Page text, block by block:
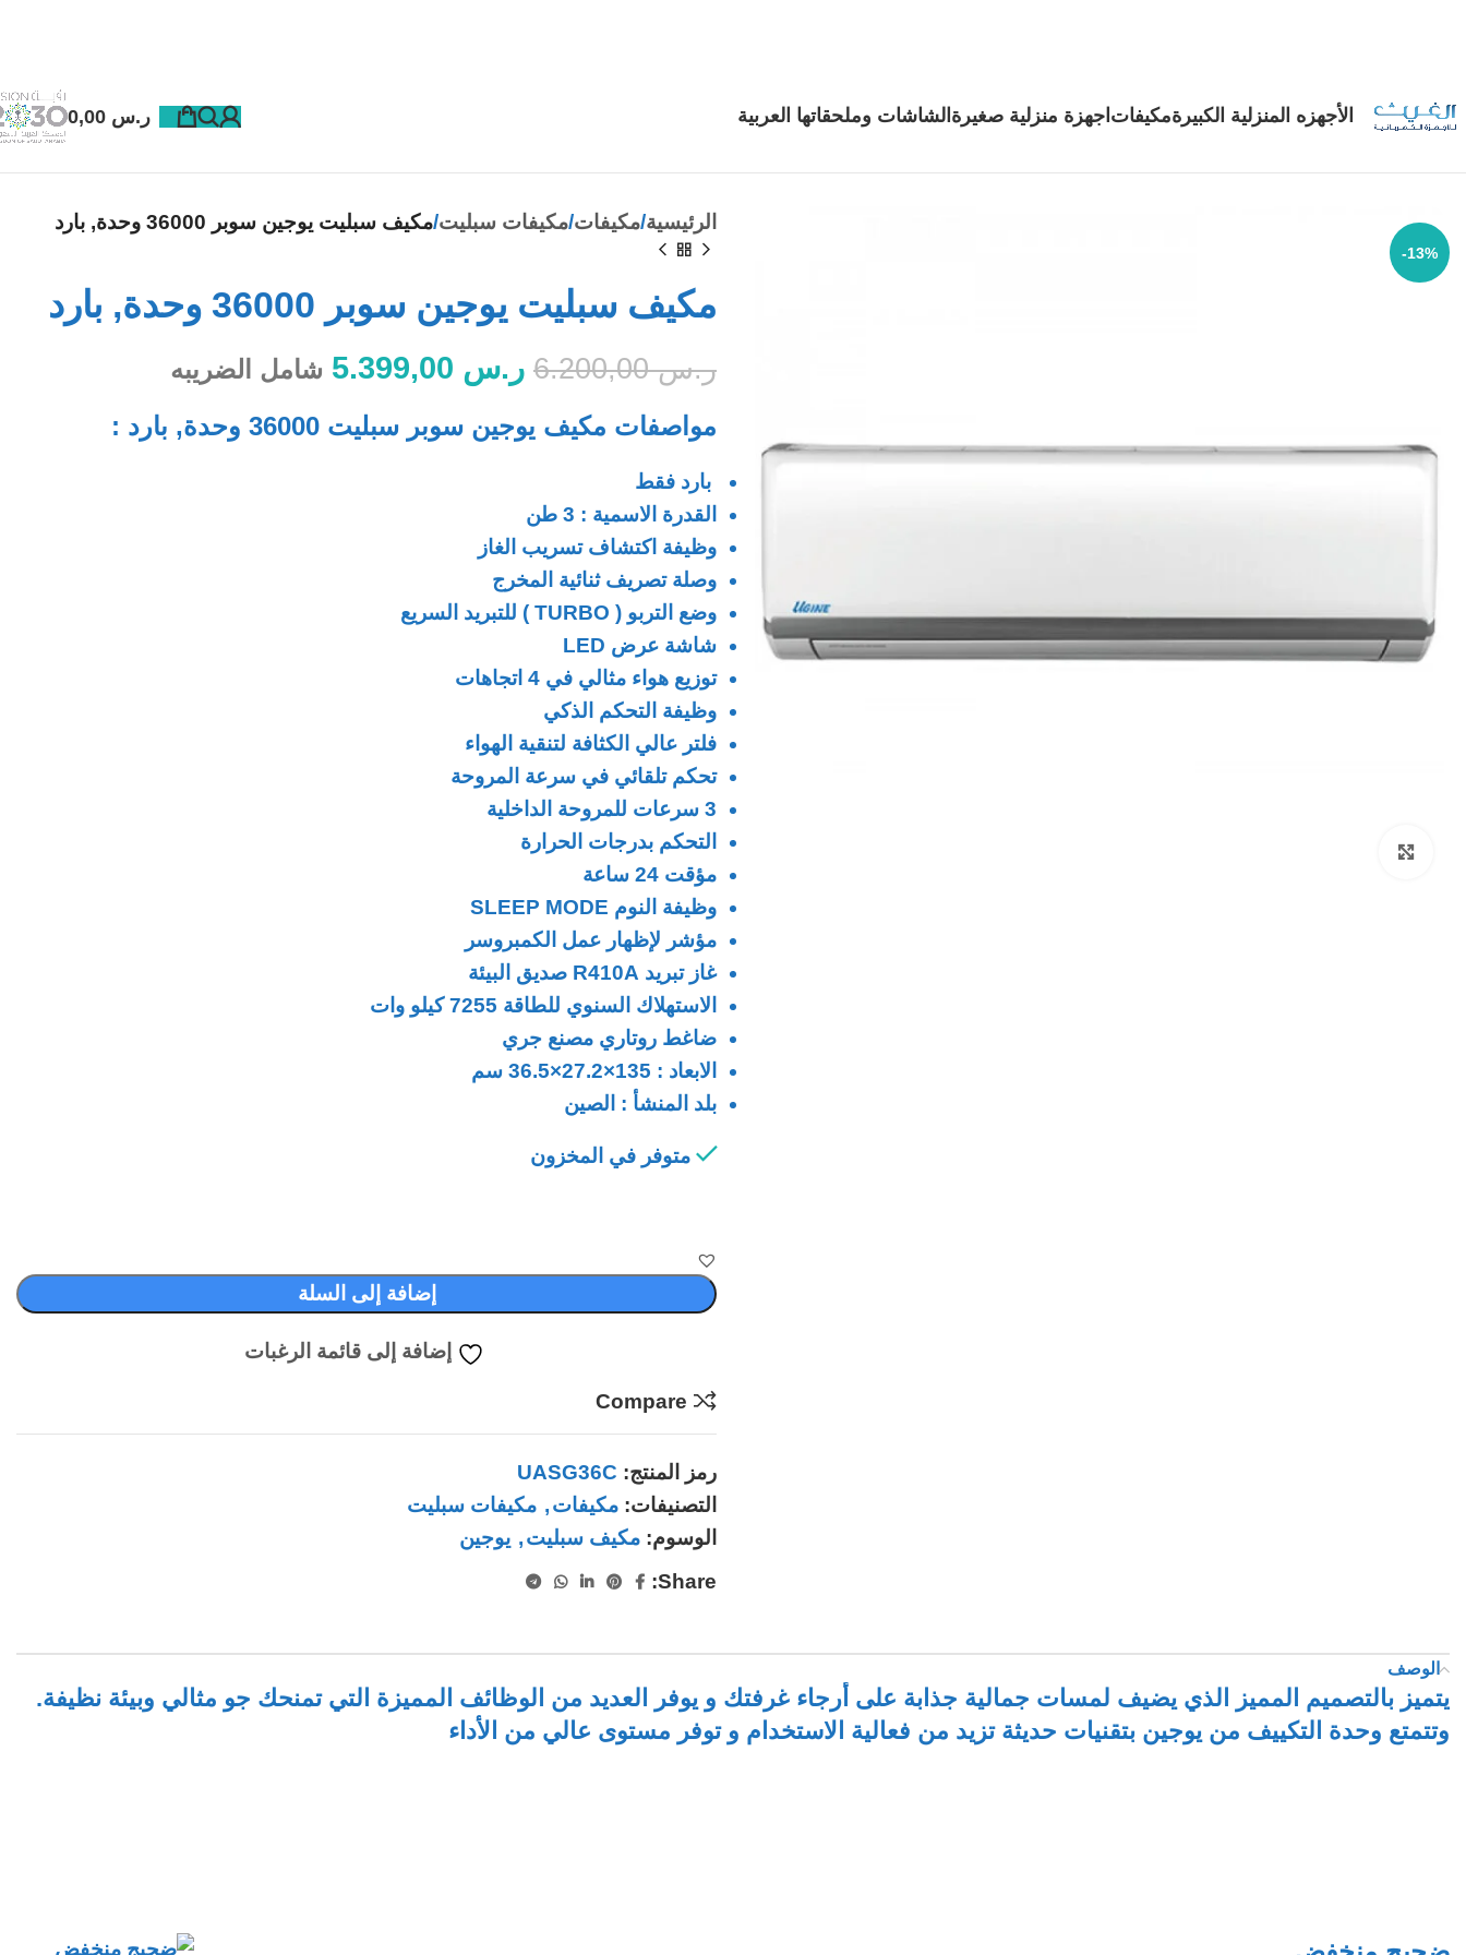
الأجهزه المنزلية الكبيرةمكيفات اجهزة منزلية صغيرة الشاشات وملحقاتها العربية ر.س
-13%
الرئيسية مكيفات مكيفات سبليت مكيف سبليت يوجين سوبر 36000 وحدة, بارد
مكيف سبليت يوجين سوبر 36000 وحدة, بارد
ر.س6.200,00 ر.س شامل الضريبه
مواصفات مكيف يوجين سوبر سبليت 36000 وحدة, بارد :
بارد فقط
القدرة الاسمية : 3 طن
وظيفة اكتشاف تسريب الغاز
وصلة تصريف ثنائية المخرج
وضع التربو ( TURBO ) للتبريد السريع
شاشة عرض LED
توزيع هواء مثالي في 4 اتجاهات
وظيفة التحكم الذكي
فلتر عالي الكثافة لتنقية الهواء
تحكم تلقائي في سرعة المروحة
3 سرعات للمروحة الداخلية
التحكم بدرجات الحرارة
مؤقت 24 ساعة
وظيفة النوم SLEEP MODE
مؤشر لإظهار عمل الكمبروسر
غاز تبريد R410A صديق البيئة
الاستهلاك السنوي للطاقة 7255 كيلو وات
ضاغط روتاري مصنع جري
الابعاد : 135×27.2×36.5 سم
بلد المنشأ : الصين
متوفر في المخزون
إضافة إلى السلة
إضافة إلى قائمة الرغبات
Compare
رمز المنتج: UASG36C
التصنيفات: مكيفات, مكيفات سبليت
الوسوم: مكيف سبليت, يوجين
Share:
الوصف
يتميز بالتصميم المميز الذي يضيف لمسات جمالية جذابة على أرجاء غرفتك و يوفر العديد من الوظائف المميزة التي تمنحك جو مثالي وبيئة نظيفة.
وتتمتع وحدة التكييف من يوجين بتقنيات حديثة تزيد من فعالية الاستخدام و توفر مستوى عالي من الأداء